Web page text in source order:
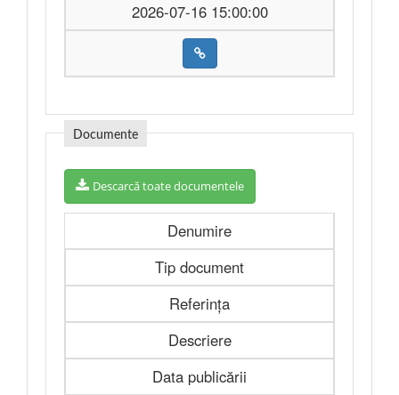
2026-07-16 15:00:00
Documente
Descarcă toate documentele
Denumire
Tip document
Referința
Descriere
Data publicării